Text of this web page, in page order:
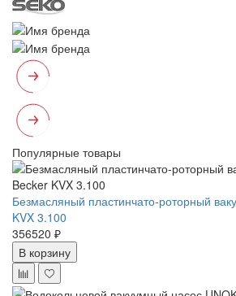
Популярные товары
Безмасляный пластинчато-роторный
KVX 3.100
356520 ₽
В корзину